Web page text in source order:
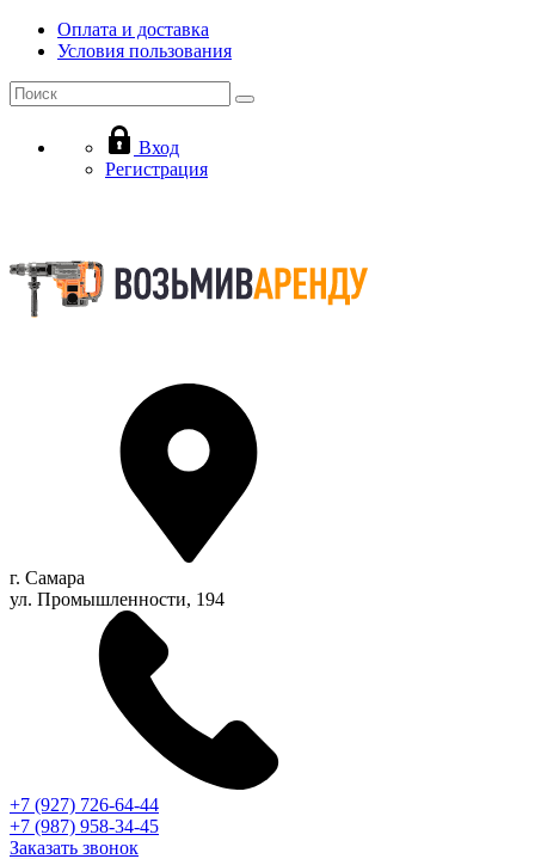
Оплата и доставка
Условия пользования
Вход
Регистрация
г. Самара
ул. Промышленности, 194
+7 (927) 726-64-44
+7 (987) 958-34-45
Заказать звонок